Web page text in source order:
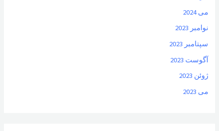
می 2024
نوامبر 2023
سپتامبر 2023
آگوست 2023
ژوئن 2023
می 2023